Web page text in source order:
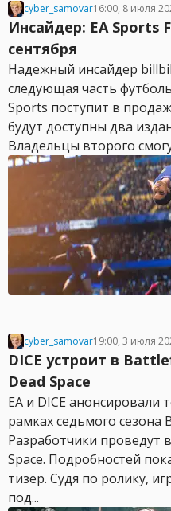
cyber_samovar16:00, 8 июля
Инсайдер: EA Sports
сентября
Надежный инсайдер
следующая часть
Sports поступит в
будут доступны два
Владельцы второго
cyber_samovar19:00, 3 июля
DICE устроит в
Dead Space
EA и DICE анонсировали
рамках седьмого сезона
Разработчики проведут
Space. Подробностей
тизер. Судя по ролику,
под...